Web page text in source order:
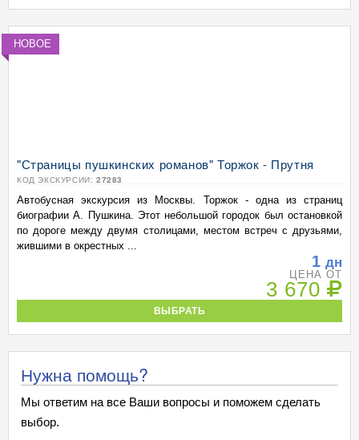
НОВОЕ
"Страницы пушкинских романов" Торжок - Прутня
КОД ЭКСКУРСИИ: 27283
Автобусная экскурсия из Москвы. Торжок - одна из страниц
биографии А. Пушкина. Этот небольшой городок был остановкой
по дороге между двумя столицами, местом встреч с друзьями,
жившими в окрестных ...
1 дн
ЦЕНА ОТ
3 670
ВЫБРАТЬ
Нужна помощь?
Мы ответим на все Ваши вопросы и поможем сделать
выбор.